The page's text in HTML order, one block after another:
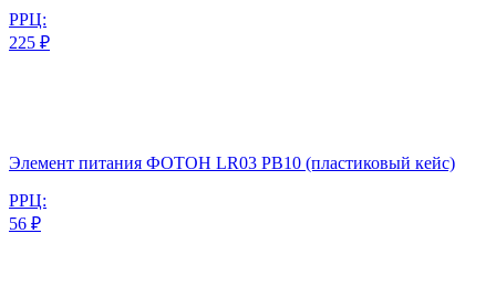
РРЦ:
225 ₽
Элемент питания ФОТОН LR03 PB10 (пластиковый кейс)
РРЦ:
56 ₽